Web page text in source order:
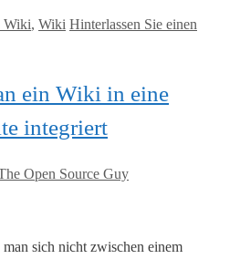
Wiki, Wiki Hinterlassen Sie einen
ein Wiki in eine
integriert
Open Source Guy
sich nicht zwischen einem